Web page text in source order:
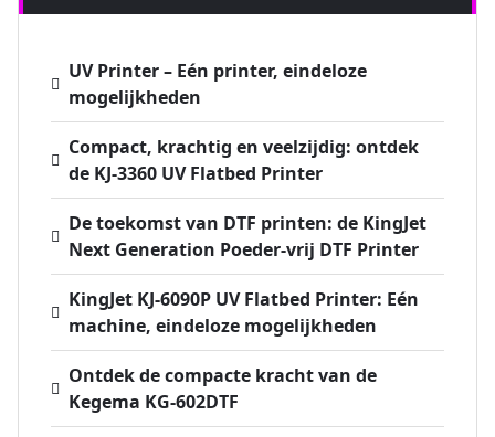
UV Printer – Eén printer, eindeloze
mogelijkheden
Compact, krachtig en veelzijdig: ontdek
de KJ-3360 UV Flatbed Printer
De toekomst van DTF printen: de KingJet
Next Generation Poeder-vrij DTF Printer
KingJet KJ-6090P UV Flatbed Printer: Eén
machine, eindeloze mogelijkheden
Ontdek de compacte kracht van de
Kegema KG-602DTF